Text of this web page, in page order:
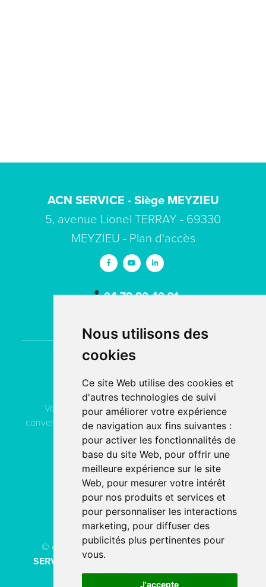
Nous utilisons des
cookies
Ce site Web utilise des cookies et
d'autres technologies de suivi
pour améliorer votre expérience
de navigation aux fins suivantes :
pour activer les fonctionnalités de
base du site Web, pour offrir une
meilleure expérience sur le site
Web, pour mesurer votre intérêt
pour nos produits et services et
pour personnaliser les interactions
marketing, pour diffuser des
publicités plus pertinentes pour
vous.
J'accepte
ACN SERVICE - Siège MEYZIEU
5, avenue Lionel TERRAY - 69330
MEYZIEU - Plan d'accès
04 78 80 40 91
ACN Service
Vous pouvez contacter ACN Service à votre
convenance, soit par téléphone, soit par email, soit en
remplissant le formulaire de contact.
04 78 80 40 91
PAR EMAIL
© copyright 2026 - Tous droits réservésACN
SERVICE
Création de site internet
l’agence digitale SERCO POINTWEB